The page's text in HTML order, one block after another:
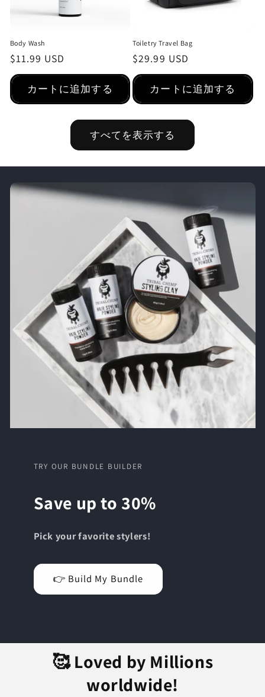
Body Wash
通
常
価
格
$11.99 USD
カートに追加する
Toiletry Travel Bag
通
常
価
格
$29.99 USD
カートに追加する
すべてを表示する
TRY OUR BUNDLE BUILDER
Save up to 30%
Pick your favorite stylers!
👉 Build My Bundle
🥰 Loved by Millions
worldwide!